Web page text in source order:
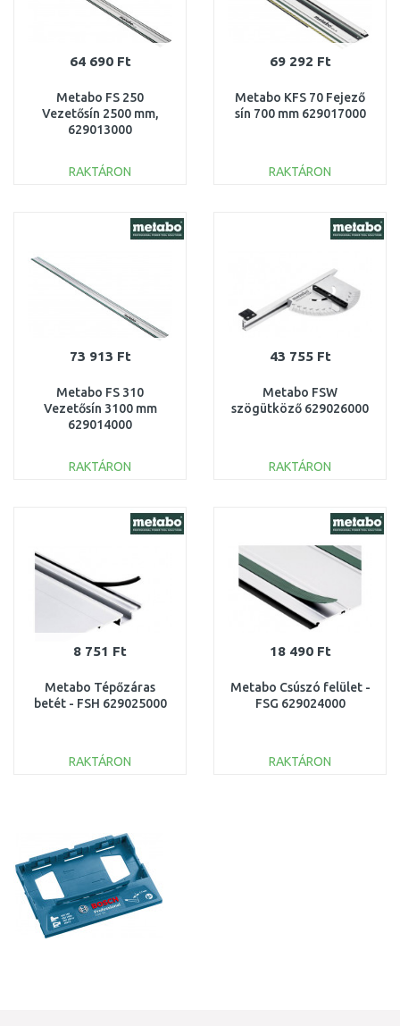
64 690 Ft
Metabo FS 250
Vezetősín 2500 mm,
629013000
RAKTÁRON
Összehasonlítás
69 292 Ft
Metabo KFS 70 Fejező
sín 700 mm 629017000
RAKTÁRON
Összehasonlítás
73 913 Ft
Metabo FS 310
Vezetősín 3100 mm
629014000
RAKTÁRON
Összehasonlítás
43 755 Ft
Metabo FSW
szögütköző 629026000
RAKTÁRON
Összehasonlítás
8 751 Ft
Metabo Tépőzáras
betét - FSH 629025000
RAKTÁRON
18 490 Ft
Metabo Csúszó felület -
FSG 629024000
RAKTÁRON